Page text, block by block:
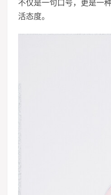
不仅是一句口号，更是一
活态度。